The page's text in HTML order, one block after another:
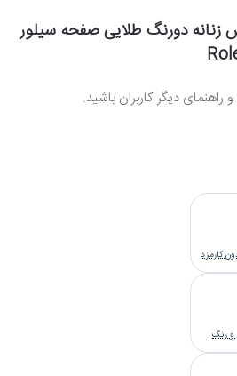
دورنگ طلایی صفحه سیلور
راهنمای دیگر کاربران باشید.
و رنگ